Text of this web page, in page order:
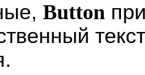
Button